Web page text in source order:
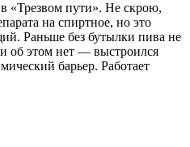
«Трезвом пути». Не скрою,
на спиртное, но это
Раньше без бутылки пива не
об этом нет — выстроился
барьер. Работает